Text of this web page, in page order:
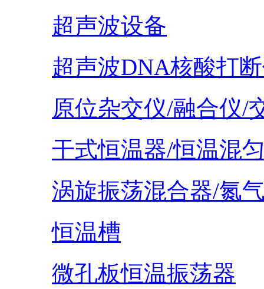
超声波设备
超声波DNA核酸打
原位杂交仪/融合仪/
干式恒温器/恒温混
涡旋振荡混合器/氮
恒温槽
微孔板恒温振荡器